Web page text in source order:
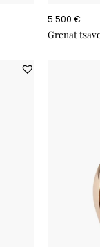
Grenat
5 500 €